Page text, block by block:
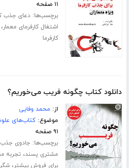
۱۱ صفحه
برچسب‌ها:دعای جذب
اشتغال کارفرمای معمار
کارفرما
دانلود کتاب چگونه فریب می‌خوریم؟
از: محمد وفایی
موضوع:کتاب‌های
۹۱ صفحه
برچسب‌ها: جادوی
مشتری پسند، تجربه
برای فروش بیشتر،